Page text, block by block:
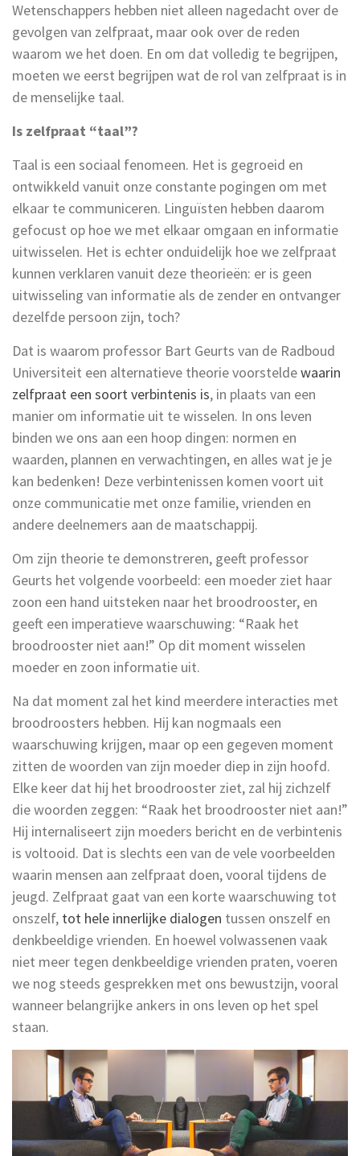
Wetenschappers hebben niet alleen nagedacht over de
gevolgen van zelfpraat, maar ook over de reden
waarom we het doen. En om dat volledig te begrijpen,
moeten we eerst begrijpen wat de rol van zelfpraat is in
de menselijke taal.
Is zelfpraat “taal”?
Taal is een sociaal fenomeen. Het is gegroeid en
ontwikkeld vanuit onze constante pogingen om met
elkaar te communiceren. Linguïsten hebben daarom
gefocust op hoe we met elkaar omgaan en informatie
uitwisselen. Het is echter onduidelijk hoe we zelfpraat
kunnen verklaren vanuit deze theorieën: er is geen
uitwisseling van informatie als de zender en ontvanger
dezelfde persoon zijn, toch?
Dat is waarom professor Bart Geurts van de Radboud
Universiteit een alternatieve theorie voorsteldewaarin
zelfpraat een soort verbintenis is, in plaats van een
manier om informatie uit te wisselen. In ons leven
binden we ons aan een hoop dingen: normen en
waarden, plannen en verwachtingen, en alles wat je je
kan bedenken! Deze verbintenissen komen voort uit
onze communicatie met onze familie, vrienden en
andere deelnemers aan de maatschappij.
Om zijn theorie te demonstreren, geeft professor
Geurts het volgende voorbeeld: een moeder ziet haar
zoon een hand uitsteken naar het broodrooster, en
geeft een imperatieve waarschuwing: “Raak het
broodrooster niet aan!” Op dit moment wisselen
moeder en zoon informatie uit.
Na dat moment zal het kind meerdere interacties met
broodroosters hebben. Hij kan nogmaals een
waarschuwing krijgen, maar op een gegeven moment
zitten de woorden van zijn moeder diep in zijn hoofd.
Elke keer dat hij het broodrooster ziet, zal hij zichzelf
die woorden zeggen: “Raak het broodrooster niet aan!”
Hij internaliseert zijn moeders bericht en de verbintenis
is voltooid. Dat is slechts een van de vele voorbeelden
waarin mensen aan zelfpraat doen, vooral tijdens de
jeugd. Zelfpraat gaat van een korte waarschuwing tot
onszelf, tot hele innerlijke dialogen tussen onszelf en
denkbeeldige vrienden. En hoewel volwassenen vaak
niet meer tegen denkbeeldige vrienden praten, voeren
we nog steeds gesprekken met ons bewustzijn, vooral
wanneer belangrijke ankers in ons leven op het spel
staan.